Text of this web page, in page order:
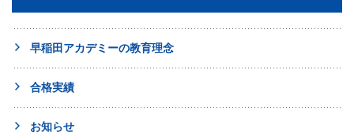
早稲田アカデミーの教育理念
合格実績
お知らせ